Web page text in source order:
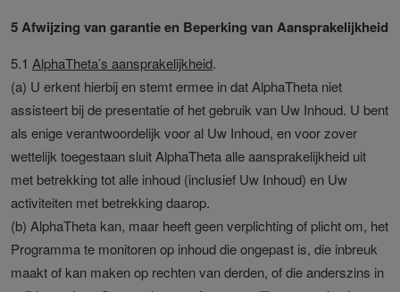
5 Afwijzing van garantie en Beperking van Aansprakelijkheid
5.1 AlphaTheta’s aansprakelijkheid.
(a) U erkent hierbij en stemt ermee in dat AlphaTheta niet
assisteert bij de presentatie of het gebruik van Uw Inhoud. U bent
als enige verantwoordelijk voor al Uw Inhoud, en voor zover
wettelijk toegestaan sluit AlphaTheta alle aansprakelijkheid uit
met betrekking tot alle inhoud (inclusief Uw Inhoud) en Uw
activiteiten met betrekking daarop.
(b) AlphaTheta kan, maar heeft geen verplichting of plicht om, het
Programma te monitoren op inhoud die ongepast is, die inbreuk
maakt of kan maken op rechten van derden, of die anderszins in